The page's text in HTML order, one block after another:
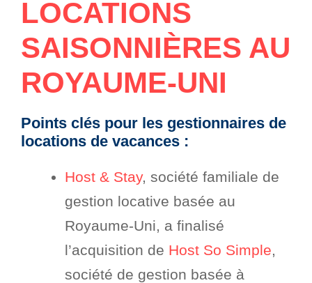
LOCATIONS
SAISONNIÈRES AU
ROYAUME-UNI
Points clés pour les gestionnaires de
locations de vacances :
Host & Stay, société familiale de
gestion locative basée au
Royaume-Uni, a finalisé
l’acquisition de Host So Simple
société de gestion basée à